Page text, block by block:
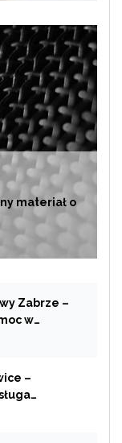
materiał o
Zabrze –
w
–